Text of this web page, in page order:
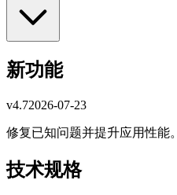
新功能
v4.72026-07-23
修复已知问题并提升应用性能。
技术规格